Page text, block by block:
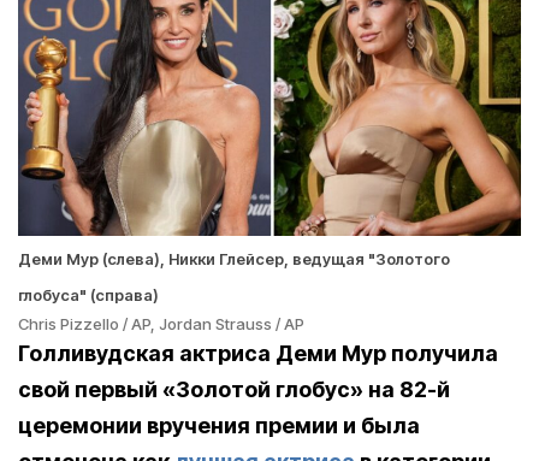
Деми Мур (слева), Никки Глейсер, ведущая "Золотого
глобуса" (справа)
Chris Pizzello / AP, Jordan Strauss / AP
Голливудская актриса Деми Мур получила
свой первый «Золотой глобус» на 82-й
церемонии вручения премии и была